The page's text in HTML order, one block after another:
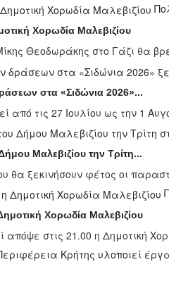
Χορωδία Μαλεβιζίου
Θεοδωράκης στο Γάζι θα
στα «Σιδώνια 2026»...
από τις 27 Ιουλίου ως την 1
Μαλεβιζίου την Τρίτη...
θα ξεκινήσουν φέτος οι
Χορωδία Μαλεβιζίου
απόψε στις 21.00 η Δημοτική